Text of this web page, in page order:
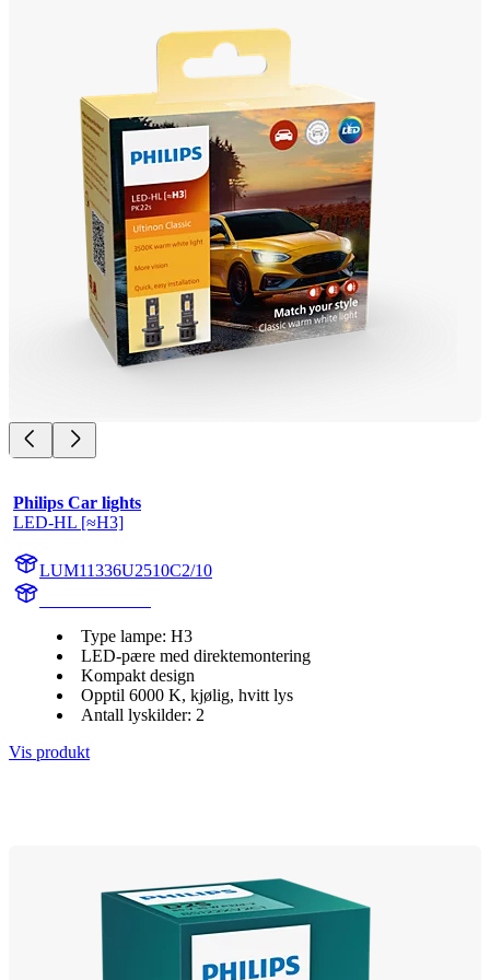
Philips Car lights
LED-HL [≈H3]
LUM11336U2510C2/10
Type lampe: H3
LED-pære med direktemontering
Kompakt design
Opptil 6000 K, kjølig, hvitt lys
Antall lyskilder: 2
Vis produkt